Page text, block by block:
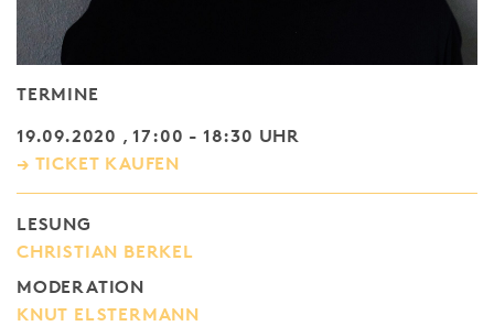
TERMINE
19.09.2020 , 17:00 - 18:30 UHR
→ TICKET KAUFEN
LESUNG
CHRISTIAN BERKEL
MODERATION
KNUT ELSTERMANN